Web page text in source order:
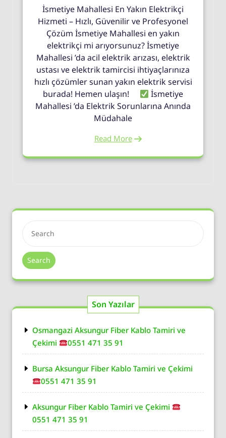
İsmetiye Mahallesi En Yakın Elektrikçi
Hizmeti – Hızlı, Güvenilir ve Profesyonel
Çözüm İsmetiye Mahallesi en yakın
elektrikçi mi arıyorsunuz? İsmetiye
Mahallesi ’da acil elektrik arızası, elektrik
ustası ve elektrik tamircisi ihtiyaçlarınıza
hızlı çözümler sunan yakın elektrik servisi
burada! Hemen ulaşın!
İsmetiye
Mahallesi ’da Elektrik Sorunlarına Anında
Müdahale
Read More
Search
Son Yazılar
Osmangazi Aksungur Fiber Kablo Tamiri ve
Çekimi
0551 471 35 91
Bursa Aksungur Fiber Kablo Tamiri ve Çekimi
0551 471 35 91
Aksungur Fiber Kablo Tamiri ve Çekimi
0551 471 35 91